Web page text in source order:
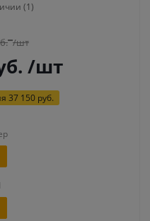
(1)
/шт
/шт
37 150 руб.